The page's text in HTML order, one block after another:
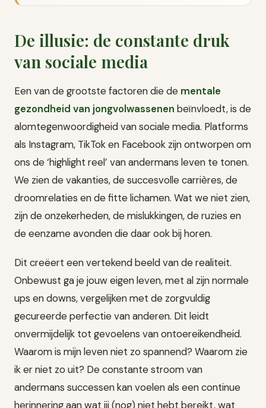
De illusie: de constante druk
van sociale media
Een van de grootste factoren die de mentale
gezondheid van jongvolwassenen beïnvloedt, is de
alomtegenwoordigheid van sociale media. Platforms
als Instagram, TikTok en Facebook zijn ontworpen om
ons de ‘highlight reel’ van andermans leven te tonen.
We zien de vakanties, de succesvolle carrières, de
droomrelaties en de fitte lichamen. Wat we niet zien,
zijn de onzekerheden, de mislukkingen, de ruzies en
de eenzame avonden die daar ook bij horen.
Dit creëert een vertekend beeld van de realiteit.
Onbewust ga je jouw eigen leven, met al zijn normale
ups en downs, vergelijken met de zorgvuldig
gecureerde perfectie van anderen. Dit leidt
onvermijdelijk tot gevoelens van ontoereikendheid.
Waarom is mijn leven niet zo spannend? Waarom zie
ik er niet zo uit? De constante stroom van
andermans successen kan voelen als een continue
herinnering aan wat jij (nog) niet hebt bereikt, wat